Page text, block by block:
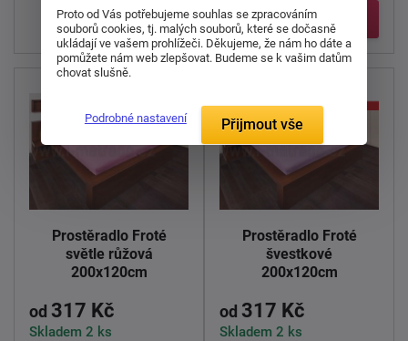
Detail
Prostěradlo Froté
světle růžová
200x120cm
od 317 Kč
Skladem 2 ks
Prostěradlo Froté
švestkové
200x120cm
od 317 Kč
Skladem 2 ks
Proto od Vás potřebujeme souhlas se zpracováním
souborů cookies, tj. malých souborů, které se dočasně
ukládají ve vašem prohlížeči. Děkujeme, že nám ho dáte a
pomůžete nám web zlepšovat. Budeme se k vašim datům
chovat slušně.
Podrobné nastavení Přijmout vše